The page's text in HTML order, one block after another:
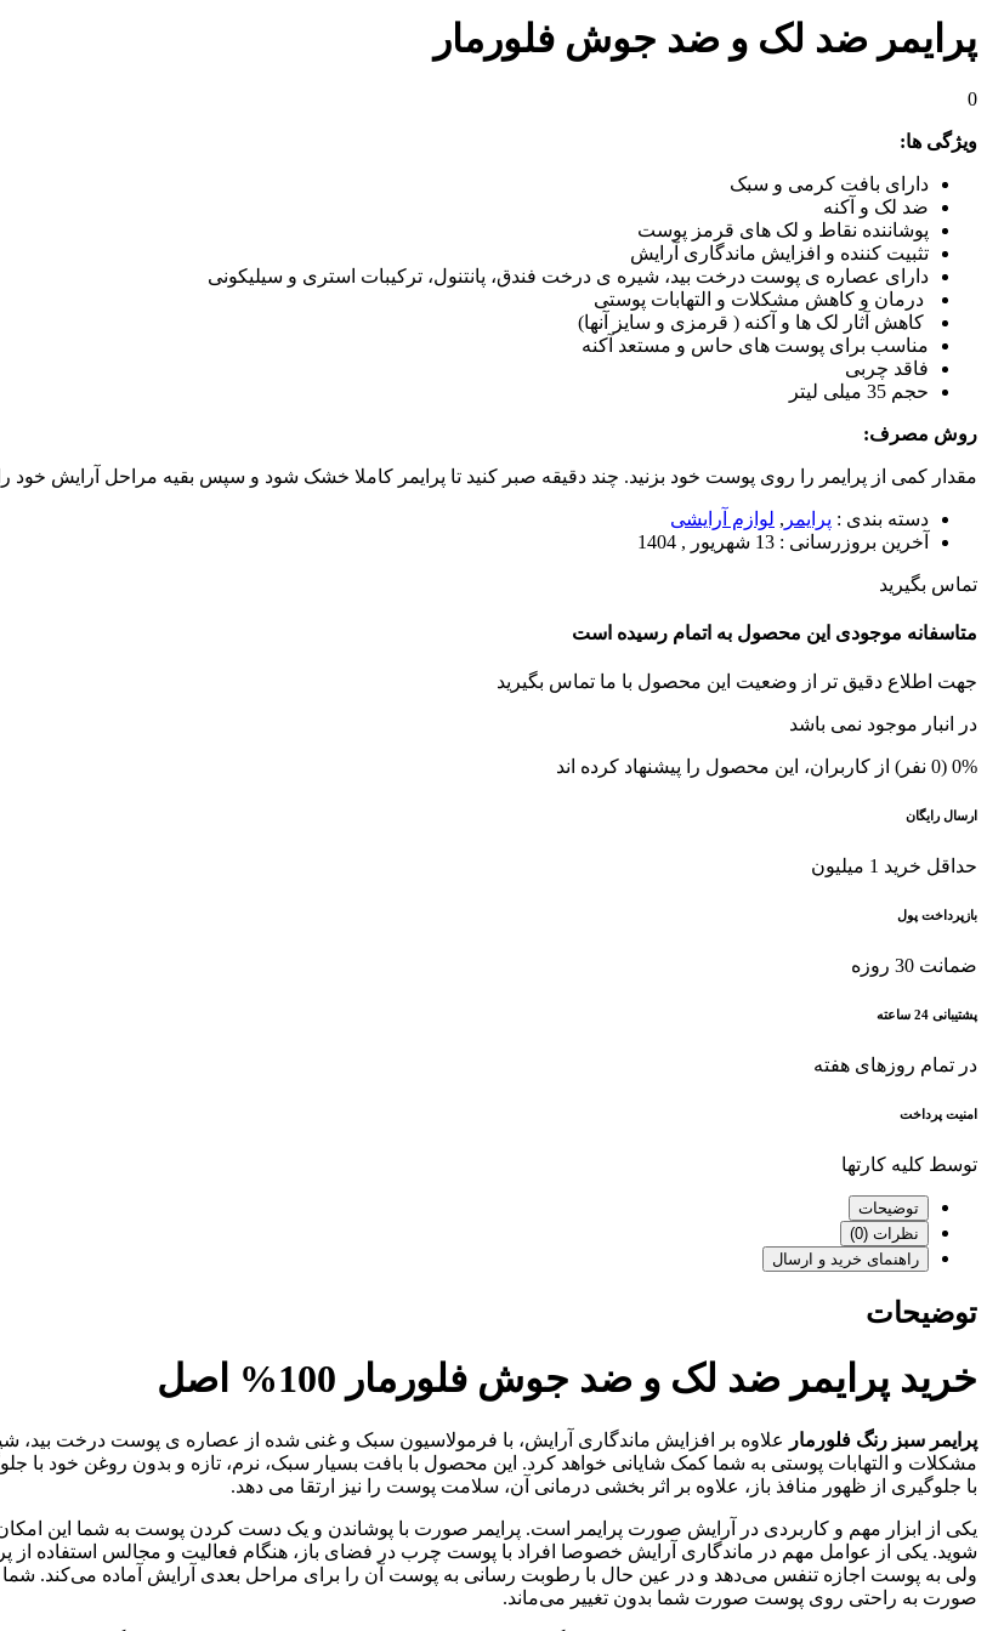
پرایمر ضد لک و ضد جوش فلورمار
0
ویژگی ها:
دارای بافت کرمی و سبک
ضد لک و آکنه
پوشاننده نقاط و لک های قرمز پوست
تثبیت کننده و افزایش ماندگاری آرایش
دارای عصاره ی پوست درخت بید، شیره ی درخت فندق، پانتنول، ترکیبات استری و سیلیکونی
درمان و کاهش مشکلات و التهابات پوستی
کاهش آثار لک ها و آکنه ( قرمزی و سایز آنها)
مناسب برای پوست های حاس و مستعد آکنه
فاقد چربی
حجم 35 میلی لیتر
روش مصرف:
مقدار کمی از پرایمر را روی پوست خود بزنید. چند دقیقه صبر کنید تا پرایمر کاملا خشک شود و سپس بقیه مراحل آرایش خود را
دسته بندی : پرایمر , لوازم آرایشی
آخرین بروزرسانی : 13 شهریور , 1404
تماس بگیرید
متاسفانه موجودی این محصول به اتمام رسیده است
جهت اطلاع دقیق تر از وضعیت این محصول با ما تماس بگیرید
در انبار موجود نمی باشد
0% (0 نفر) از کاربران، این محصول را پیشنهاد کرده اند
ارسال رایگان
حداقل خرید 1 میلیون
بازپرداخت پول
ضمانت 30 روزه
پشتیبانی 24 ساعته
در تمام روزهای هفته
امنیت پرداخت
توسط کلیه کارتها
توضیحات
نظرات (0)
راهنمای خرید و ارسال
توضیحات
خرید پرایمر ضد لک و ضد جوش فلورمار 100% اصل
پرایمر سبز رنگ فلورمار
علاوه بر افزایش ماندگاری آرایش، با فرمولاسیون سبک و غنی شده از عصاره ی پوست درخت بید،
مشکلات و التهابات پوستی به شما کمک شایانی خواهد کرد. این محصول با بافت بسیار سبک، نرم، تازه و بدون روغن خود با
با جلوگیری از ظهور منافذ باز، علاوه بر اثر بخشی درمانی آن، سلامت پوست را نیز ارتقا می دهد.
یکی از ابزار مهم و کاربردی در آرایش صورت پرایمر است. پرایمر صورت با پوشاندن و یک دست کردن پوست به شما این
شوید. یکی از عوامل مهم در ماندگاری آرایش خصوصا افراد با پوست چرب در فضای باز، هنگام فعالیت و مجالس استفاده از
ولی به پوست اجازه تنفس می‌دهد و در عین حال با رطوبت رسانی به پوست آن را برای مراحل بعدی آرایش آماده می‌کند. شما با
صورت به راحتی روی پوست صورت شما بدون تغییر می‌ماند.